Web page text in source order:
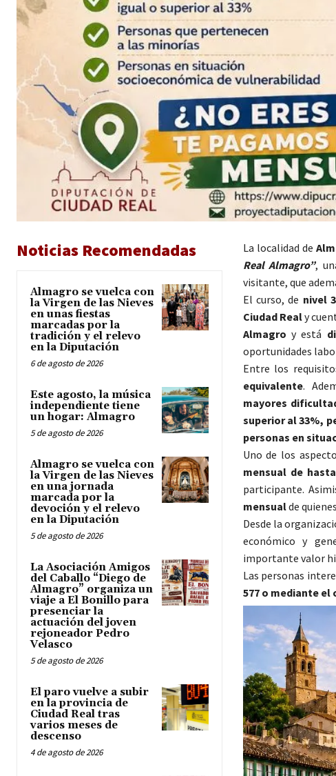
Noticias Recomendadas
Almagro se vuelca con
la Virgen de las Nieves
en unas fiestas
marcadas por la
tradición y el relevo
en la Diputación
6 de agosto de 2026
Este agosto, la música
independiente tiene
un hogar: Almagro
5 de agosto de 2026
Almagro se vuelca con
la Virgen de las Nieves
en una jornada
marcada por la
devoción y el relevo
en la Diputación
5 de agosto de 2026
La Asociación Amigos
del Caballo “Diego de
Almagro” organiza un
viaje a El Bonillo para
presenciar la
actuación del joven
rejoneador Pedro
Velasco
5 de agosto de 2026
El paro vuelve a subir
en la provincia de
Ciudad Real tras
varios meses de
descenso
4 de agosto de 2026
La localidad de
Real Almagro”,
visitante, que
El curso, de nivel 3
Ciudad Realy
Almagro y está
oportunidades
Entre los
equivalente.
mayores
superior al 33%,
personas en
Uno de los
mensual de
participante.
mensualde
Desde la
económico y
importante valor
Las personas
577 o mediante